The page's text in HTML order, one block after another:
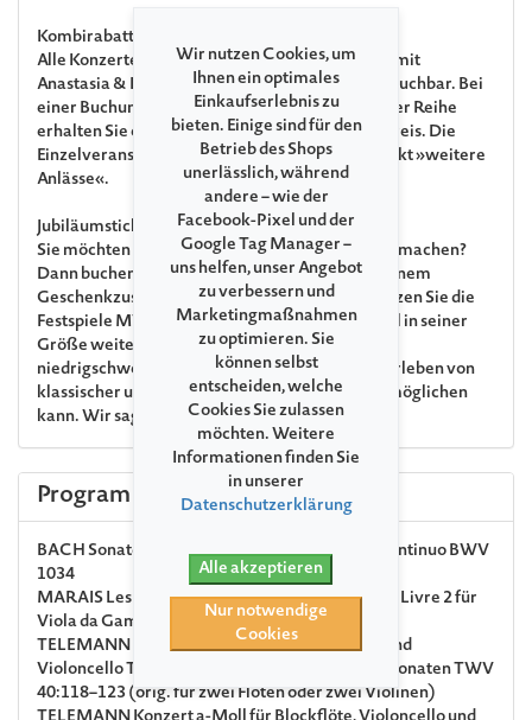
Kombirabatt
Alle Konzerte der Veranstaltungsreihe »Barock mit
Anastasia & Friends« sind auch als Kombiticket buchbar. Bei
einer Buchung von mindestens 2 Konzerten dieser Reihe
erhalten Sie einen Rabatt von 10% auf den Vollpreis. Die
Einzelveranstaltungen finden Sie unter dem Punkt »weitere
Anlässe«.
Jubiläumsticket
Sie möchten uns zum 35. Jubiläum ein Geschenk machen?
Dann buchen Sie gern Ihr Jubiläumsticket. Mit einem
Geschenkzuschlag von € 15 pro Ticket unterstützen Sie die
Festspiele MV und sorgen dafür, dass das Festival in seiner
Größe weiterhin allen Interessierten einen
niedrigschwelligen Zugang zum einzigartigen Erleben von
klassischer und nicht ganz klassischer Musik ermöglichen
kann. Wir sagen: Herzlichen Dank!
Program
BACHSonate e-Moll für Blockflöte und Basso continuo BWV
1034
MARAISLes Voix Humaines aus Pièces de Viole, Livre 2 für
Viola da Gamba solo
TELEMANN Sonate Nr. 1 D-Dur für Blockflöte und
Violoncello TWV 40:118 aus Sechs Kanonische Sonaten TWV
40:118–123 (orig. für zwei Flöten oder zwei Violinen)
Wir nutzen Cookies, um
Ihnen ein optimales
Einkaufserlebnis zu
bieten. Einige sind für den
Betrieb des Shops
unerlässlich, während
andere – wie der
Facebook-Pixel und der
Google Tag Manager –
uns helfen, unser Angebot
zu verbessern und
Marketingmaßnahmen
zu optimieren. Sie
können selbst
entscheiden, welche
Cookies Sie zulassen
möchten. Weitere
Informationen finden Sie
in unserer
Datenschutzerklärung
Alle akzeptieren
Nur notwendige
Cookies